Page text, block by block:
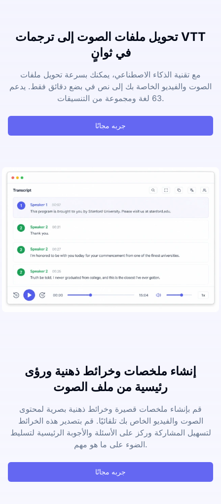
تحويل ملفات الصوت إلى ترجمات VTT
في ثوانٍ
مع تقنية الذكاء الاصطناعي، يمكنك بسرعة تحويل ملفات
الصوت والفيديو الخاصة بك إلى نص في بضع دقائق فقط. يدعم
63 لغة ومجموعة من التنسيقات.
جربه مجانًا
إنشاء ملخصات وخرائط ذهنية ورؤى
رئيسية من ملف الصوت
قم بإنشاء ملخصات قصيرة وخرائط ذهنية بصرية لمحتوى
الصوت والفيديو الخاص بك تلقائيًا. قم بتصدير هذه الخرائط
لتسهيل المشاركة وركز على الأسئلة والأجوبة الرئيسية لتسليط
الضوء على ما هو مهم.
جربه مجانًا